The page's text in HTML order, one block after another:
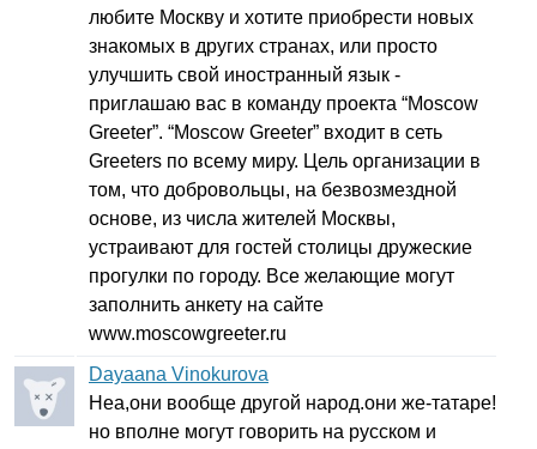
любите Москву и хотите приобрести новых
знакомых в других странах, или просто
улучшить свой иностранный язык -
приглашаю вас в команду проекта “Moscow
Greeter”. “Moscow Greeter” входит в сеть
Greeters по всему миру. Цель организации в
том, что добровольцы, на безвозмездной
основе, из числа жителей Москвы,
устраивают для гостей столицы дружеские
прогулки по городу. Все желающие могут
заполнить анкету на сайте
www.moscowgreeter.ru
Dayaana Vinokurova
Неа,они вообще другой народ.они же-татаре!
но вполне могут говорить на русском и